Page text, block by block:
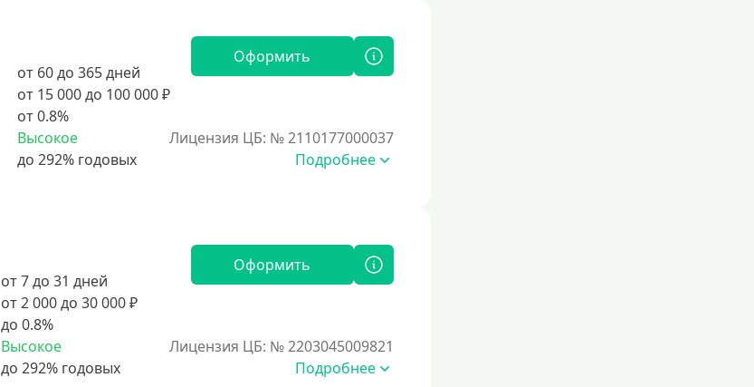
от 60 до 365 дней
от 15 000 до 100 000 ₽
от 0.8%
Высокое
Оформить
Лицензия ЦБ: № 2110177000037
Подробнее
от 7 до 31 дней
от 2 000 до 30 000 ₽
до 0.8%
Высокое
Оформить
Лицензия ЦБ: № 2203045009821
Подробнее